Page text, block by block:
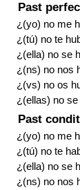
Past
¿(yo) no me
¿(tú) no te
¿(ella) no se
¿(ns) no nos
¿(vs) no os
¿(ellas) no
Past
¿(yo) no me
¿(tú) no te
¿(ella) no se
¿(ns) no nos